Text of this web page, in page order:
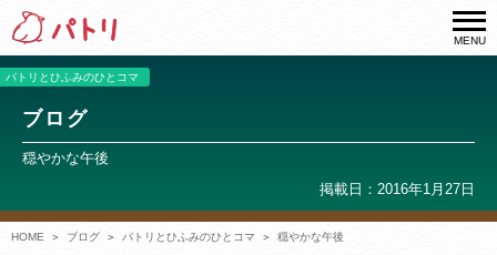
MENU
パトリとひふみのひとコマ
ブログ
穏やかな午後
掲載日：2016年1月27日
HOME ブログ パトリとひふみのひとコマ 穏やかな午後